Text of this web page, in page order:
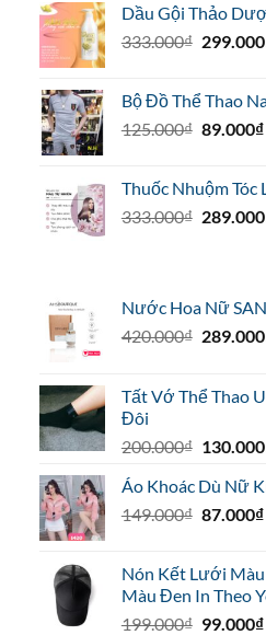
Dầu Gội Thảo
333.000₫ Giá
299.000
Bộ Đồ Thể Thao
125.000₫ Giá
89.000₫
Thuốc Nhuộm
333.000₫ Giá
289.000
Nước Hoa Nữ
420.000₫ Giá
289.000
Tất Vớ Thể Thao
Đôi
200.000₫ Giá
là:
200.000₫.
130.000
Áo Khoác Dù Nữ
149.000₫ Giá
87.000₫
Nón Kết Lưới
Màu Đen In Theo
199.000₫ Giá
99.000₫